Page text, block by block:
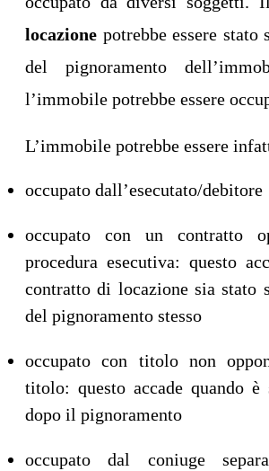
locazione potrebbe essere
del pignoramento
l’immobile potrebbe essere
L’immobile potrebbe essere
occupato dall’esecutato/debitore
occupato con un contratto
procedura esecutiva: questo
contratto di locazione sia stato
del pignoramento stesso
occupato con titolo non
titolo: questo accade quando è
dopo il pignoramento
occupato dal coniuge